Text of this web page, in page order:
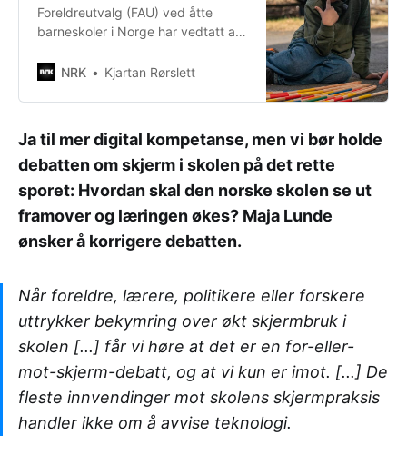
Foreldreutvalg (FAU) ved åtte
barneskoler i Norge har vedtatt at
smarttelefonfri barndom.
NRK Kjartan Rørslett
Ja til mer digital kompetanse, men vi bør holde
debatten om skjerm i skolen på det rette
sporet: Hvordan skal den norske skolen se ut
framover og læringen økes? Maja Lunde
ønsker å korrigere debatten.
Når foreldre, lærere, politikere eller forskere
uttrykker bekymring over økt skjermbruk i
skolen [...] får vi høre at det er en for-eller-
mot-skjerm-debatt, og at vi kun er imot. [...] De
fleste innvendinger mot skolens skjermpraksis
handler ikke om å avvise teknologi.